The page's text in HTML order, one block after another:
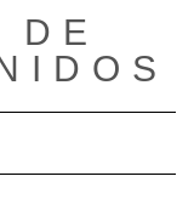
DE
de navegación